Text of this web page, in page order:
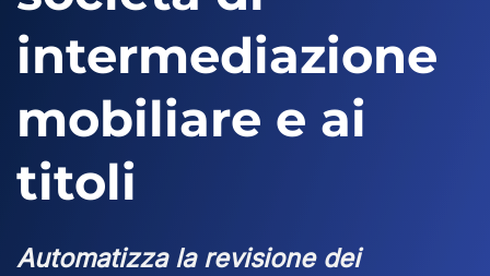
intermediazione
mobiliare e ai
titoli
Automatizza la revisione dei